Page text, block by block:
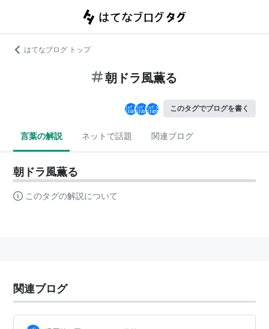
はてなブログ トップ
朝ドラ風薫る
このタグでブログを書く
言葉の解説 ネットで話題 関連ブログ
朝ドラ風薫る
このタグの解説について
関連ブログ